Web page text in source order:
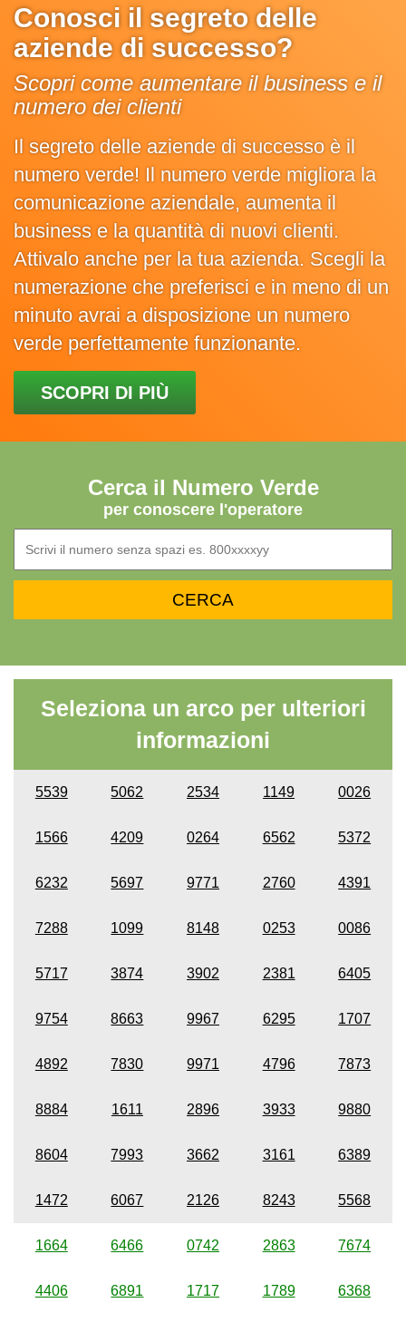
Conosci il segreto delle
aziende di successo?
Scopri come aumentare il business e il
numero dei clienti
Il segreto delle aziende di successo è il
numero verde! Il numero verde migliora la
comunicazione aziendale, aumenta il
business e la quantità di nuovi clienti.
Attivalo anche per la tua azienda. Scegli la
numerazione che preferisci e in meno di un
minuto avrai a disposizione un numero
verde perfettamente funzionante.
SCOPRI DI PIÙ
Cerca il Numero Verde
per conoscere l'operatore
Seleziona un arco per ulteriori
informazioni
5539 5062 2534 1149 0026
1566 4209 0264 6562 5372
6232 5697 9771 2760 4391
7288 1099 8148 0253 0086
5717 3874 3902 2381 6405
9754 8663 9967 6295 1707
4892 7830 9971 4796 7873
8884 1611 2896 3933 9880
8604 7993 3662 3161 6389
1472 6067 2126 8243 5568
1664 6466 0742 2863 7674
4406 6891 1717 1789 6368